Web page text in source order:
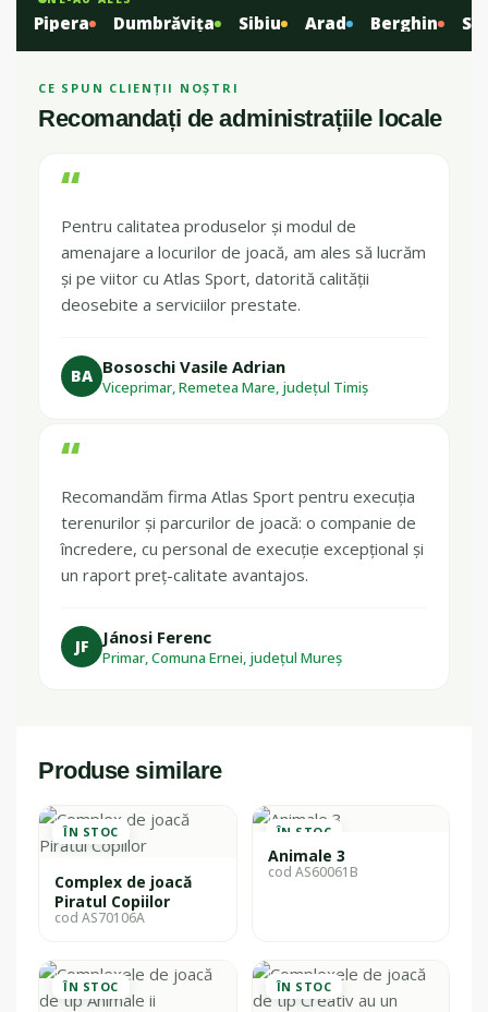
Pipera Dumbrăvița Sibiu Arad Berghin
CE SPUN CLIENȚII NOȘTRI
Recomandați de administrațiile locale
“
Pentru calitatea produselor și modul de
amenajare a locurilor de joacă, am ales să lucrăm
și pe viitor cu Atlas Sport, datorită calității
deosebite a serviciilor prestate.
BA Bososchi Vasile Adrian
Viceprimar, Remetea Mare, județul Timiș
“
Recomandăm firma Atlas Sport pentru execuția
terenurilor și parcurilor de joacă: o companie de
încredere, cu personal de execuție excepțional și
un raport preț-calitate avantajos.
JF Jánosi Ferenc
Primar, Comuna Ernei, județul Mureș
Produse similare
ÎN STOC
Complex de joacă
Piratul Copiilor
cod AS70106A
ÎN STOC
Animale 3
cod AS60061B
ÎN STOC ÎN STOC